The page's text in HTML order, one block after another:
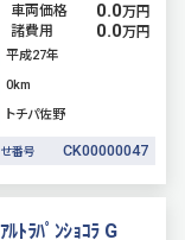
車両価格
0.0万円
諸費用
0.0万円
平成27年
0km
トチパ佐野
番号 CK00000047
ﾙﾄﾗﾊﾟﾝｼｮｺﾗ G